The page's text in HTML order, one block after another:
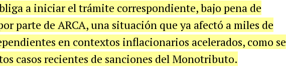
a iniciar el trámite correspondiente, bajo pena de
parte de ARCA, una situación que ya afectó a miles de
en contextos inflacionarios acelerados, como se
casos recientes de sanciones del Monotributo.